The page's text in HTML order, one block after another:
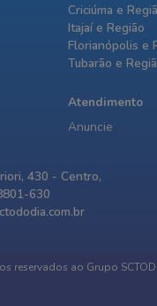
Criciúma e
Itajaí e Região
Florianópolis e
Tubarão e
Atendimento
Anuncie
430 - Centro,
630
reservados ao Grupo